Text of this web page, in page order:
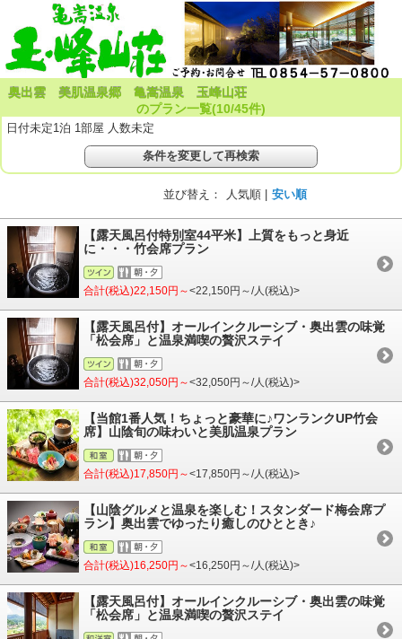
奥出雲 美肌温泉郷 亀嵩温泉 玉峰山荘
のプラン一覧(10/45件)
日付未定1泊 1部屋 人数未定
条件を変更して再検索
並び替え： 人気順 | 安い順
【露天風呂付特別室44平米】上質をもっと身近
に・・・竹会席プラン
合計(税込)22,150円～<22,150円～/人(税込)>
【露天風呂付】オールインクルーシブ・奥出雲の味覚
「松会席」と温泉満喫の贅沢ステイ
合計(税込)32,050円～<32,050円～/人(税込)>
【当館1番人気！ちょっと豪華に♪ワンランクUP竹会
席】山陰旬の味わいと美肌温泉プラン
合計(税込)17,850円～<17,850円～/人(税込)>
【山陰グルメと温泉を楽しむ！スタンダード梅会席プ
ラン】奥出雲でゆったり癒しのひととき♪
合計(税込)16,250円～<16,250円～/人(税込)>
【露天風呂付】オールインクルーシブ・奥出雲の味覚
「松会席」と温泉満喫の贅沢ステイ